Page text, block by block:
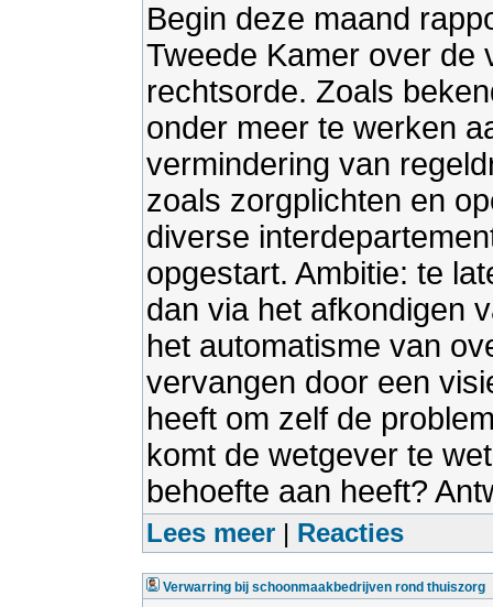
Begin deze maand
Tweede Kamer over de
rechtsorde. Zoals
onder meer te werken
vermindering van
zoals zorgplichten en
diverse
opgestart. Ambitie: te
dan via het afkondigen
het automatisme van
vervangen door een
heeft om zelf de
komt de wetgever te
behoefte aan heeft?
Lees meer | Reacties
Verwarring bij schoonmaakbedrijven rond thuiszorg